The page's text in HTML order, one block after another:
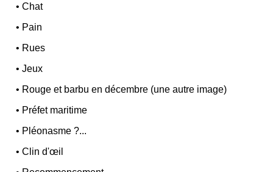
•Chat
• Pain
• Rues
•Jeux
• Rouge et barbu en décembre (une autre image)
• Préfet maritime
• Pléonasme ?...
•Clin d'œil